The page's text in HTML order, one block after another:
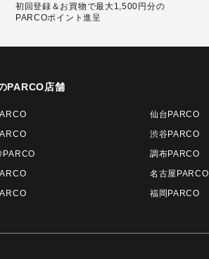
初回登録＆お買物で最大1,500円分の
PARCOポイント進呈
PARCO店舗
仙台PARCO
渋谷PARCO
PARCO
調布PARCO
名古屋PARCO
福岡PARCO